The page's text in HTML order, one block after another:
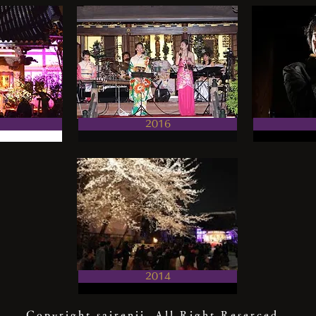
2016
2014